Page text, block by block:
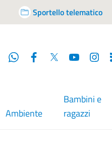
Sportello telematico
WhatsappFacebook
Twitter YouTube
Ambiente
Bambini e
ragazzi